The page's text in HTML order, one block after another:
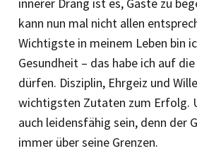
kann nun mal nicht allen
Wichtigste in meinem Leben bin
Gesundheit – das habe ich auf
dürfen. Disziplin, Ehrgeiz und
wichtigsten Zutaten zum Erfolg.
auch leidensfähig sein, denn der
immer über seine Grenzen.